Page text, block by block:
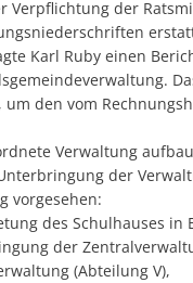
Verpflichtung der
Karl Ruby einen
um den vom
Verwaltung
der
vorgesehen:
des Schulhauses in
der
(Abteilung V),